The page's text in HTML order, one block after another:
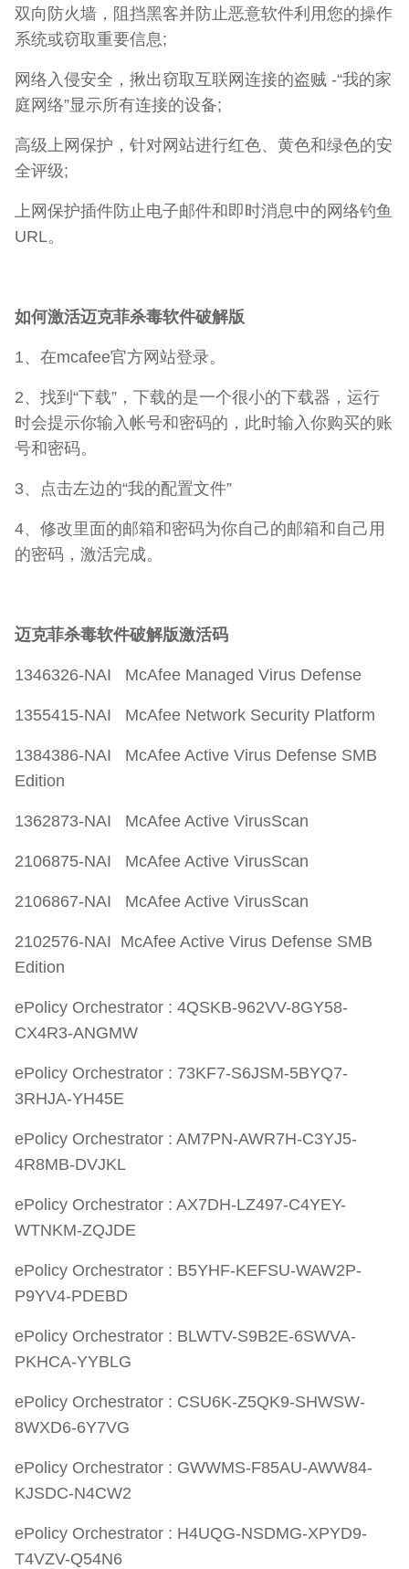
双向防火墙，阻挡黑客并防止恶意软件利用您的操作
系统或窃取重要信息;
网络入侵安全，揪出窃取互联网连接的盗贼 -“我的家
庭网络”显示所有连接的设备;
高级上网保护，针对网站进行红色、黄色和绿色的安
全评级;
上网保护插件防止电子邮件和即时消息中的网络钓鱼
URL。
如何激活迈克菲杀毒软件破解版
1、在mcafee官方网站登录。
2、找到“下载”，下载的是一个很小的下载器，运行
时会提示你输入帐号和密码的，此时输入你购买的账
号和密码。
3、点击左边的“我的配置文件”
4、修改里面的邮箱和密码为你自己的邮箱和自己用
的密码，激活完成。
迈克菲杀毒软件破解版激活码
1346326-NAI McAfee Managed Virus Defense
1355415-NAI McAfee Network Security Platform
1384386-NAI McAfee Active Virus Defense SMB
Edition
1362873-NAI McAfee Active VirusScan
2106875-NAI McAfee Active VirusScan
2106867-NAI McAfee Active VirusScan
2102576-NAI McAfee Active Virus Defense SMB
Edition
ePolicy Orchestrator : 4QSKB-962VV-8GY58-
CX4R3-ANGMW
ePolicy Orchestrator : 73KF7-S6JSM-5BYQ7-
3RHJA-YH45E
ePolicy Orchestrator : AM7PN-AWR7H-C3YJ5-
4R8MB-DVJKL
ePolicy Orchestrator : AX7DH-LZ497-C4YEY-
WTNKM-ZQJDE
ePolicy Orchestrator : B5YHF-KEFSU-WAW2P-
P9YV4-PDEBD
ePolicy Orchestrator : BLWTV-S9B2E-6SWVA-
PKHCA-YYBLG
ePolicy Orchestrator : CSU6K-Z5QK9-SHWSW-
8WXD6-6Y7VG
ePolicy Orchestrator : GWWMS-F85AU-AWW84-
KJSDC-N4CW2
ePolicy Orchestrator : H4UQG-NSDMG-XPYD9-
T4VZV-Q54N6